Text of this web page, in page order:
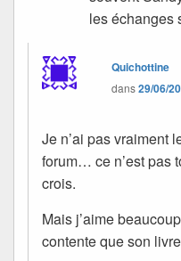
les
Quichottine
dans29/06/
Je n’ai pas vraiment
forum… ce n’est pas
crois.
Mais j’aime
contente que son